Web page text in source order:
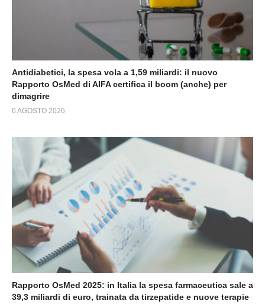
Antidiabetici, la spesa vola a 1,59 miliardi: il nuovo
Rapporto OsMed di AIFA certifica il boom (anche) per
dimagrire
6 AGOSTO 2026
Rapporto OsMed 2025: in Italia la spesa farmaceutica sale a
39,3 miliardi di euro, trainata da tirzepatide e nuove terapie